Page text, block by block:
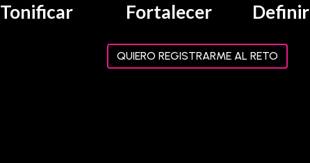
Tonificar Fortalecer Definir
QUIERO REGISTRARME AL RETO